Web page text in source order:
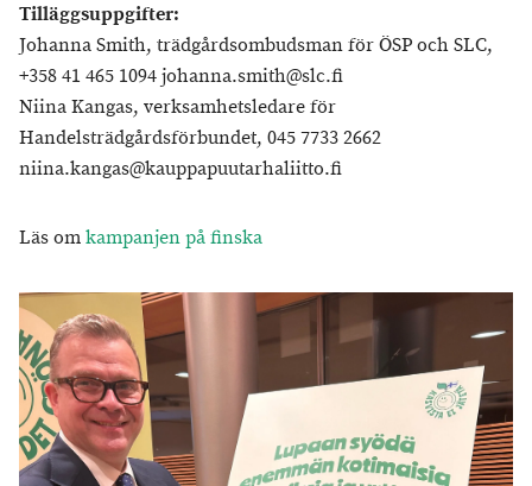
Tilläggsuppgifter:
Johanna Smith, trädgårdsombudsman för ÖSP och SLC,
+358 41 465 1094 johanna.smith@slc.fi
Niina Kangas, verksamhetsledare för
Handelsträdgårdsförbundet, 045 7733 2662
niina.kangas@kauppapuutarhaliitto.fi
Läs omkampanjen på finska